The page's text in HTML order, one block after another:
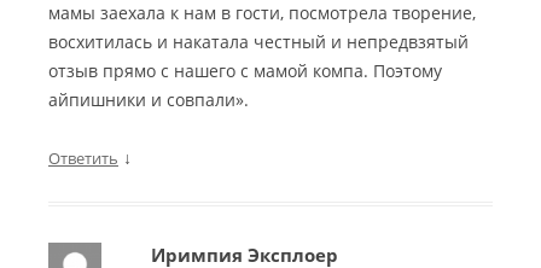
мамы заехала к нам в гости, посмотрела творение,
восхитилась и накатала честный и непредвзятый
отзыв прямо с нашего с мамой компа. Поэтому
айпишники и совпали».
Ответить ↓
Иримпия Эксплоер